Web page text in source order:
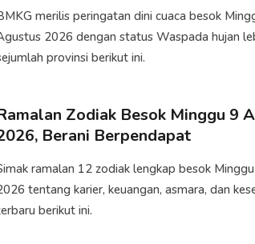
merilis peringatan dini cuaca besok
2026 dengan status Waspada hujan
provinsi berikut ini.
Zodiak Besok Minggu 9
Berani Berpendapat
ramalan 12 zodiak lengkap besok
tentang karier, keuangan, asmara, dan
berikut ini.